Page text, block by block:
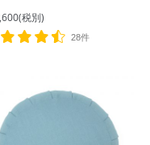
(税別)
28件